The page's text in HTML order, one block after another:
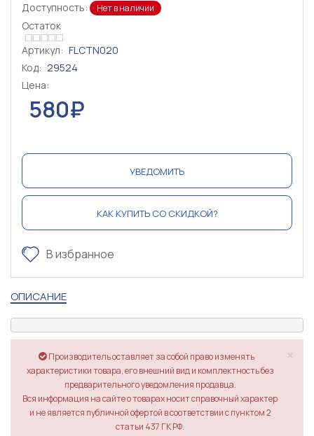
Доступность: Нет в наличии
Остаток
Артикул: FLCTN020
Код: 29524
Цена:
580₽
УВЕДОМИТЬ
КАК КУПИТЬ СО СКИДКОЙ?
В избранное
ОПИСАНИЕ
×
Производитель оставляет за собой право изменять
характеристики товара, его внешний вид и комплектность без
предварительного уведомления продавца.
Вся информация на сайте о товарах носит справочный характер
и не является публичной офертой в соответствии с пунктом 2
статьи 437 ГК РФ.